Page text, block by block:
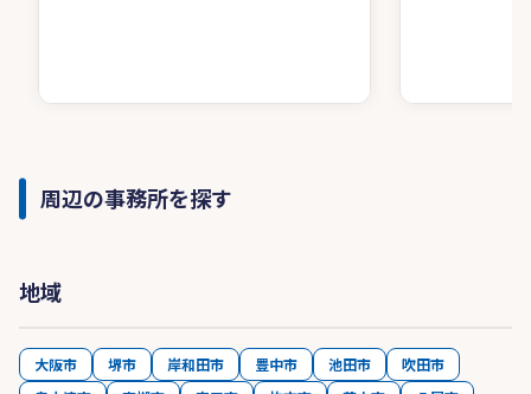
周辺の事務所を探す
地域
大阪市 堺市 岸和田市 豊中市 池田市
吹田市